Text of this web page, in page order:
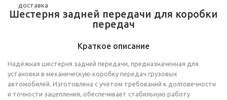
Шестерня задней передачи для коробки
передач
Краткое описание
Надёжная шестерня задней передачи, предназначенная для
установки в механическую коробку передач грузовых
автомобилей. Изготовлена с учётом требований к долговечности
и точности зацепления, обеспечивает стабильную работу